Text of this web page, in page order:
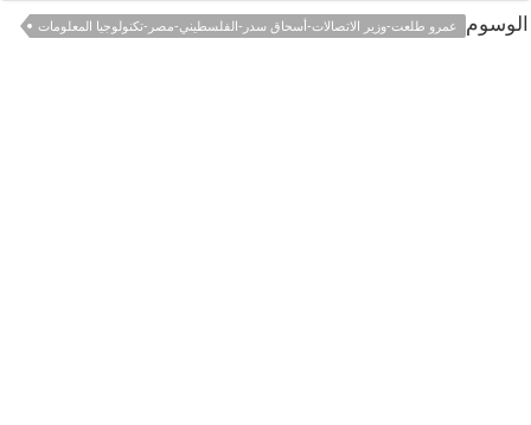
الوسوم عمرو طلعت-وزير الاتصالات-أسحاق سدر-الفلسطيني-مصر-تكنولوجيا المعلومات